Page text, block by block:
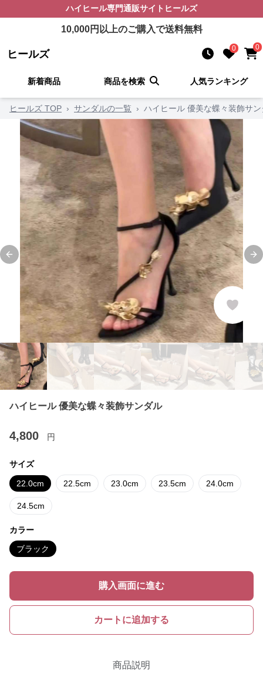
ハイヒール専門通販サイト ヒールズ
10,000円以上のご購入で送料無料
ヒールズ 0 0
新着商品 商品を検索 人気ランキング
ヒールズ TOP › サンダルの一覧 › ハイヒール 優美な蝶々装飾サン
Previous slide
ハイヒール 優美な蝶々装飾サンダル
4,800 円
サイズ
22.0cm 22.5cm 23.0cm 23.5cm 24.0cm
24.5cm
カラー
ブラック
購入画面に進む
カートに追加する
商品説明